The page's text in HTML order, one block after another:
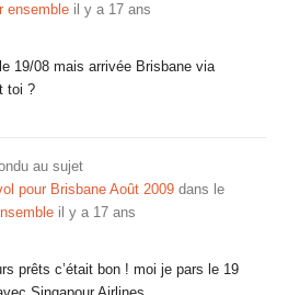
ensemble il y a 17 ans
19/08 mais arrivée Brisbane via
toi ?
au sujet
pour Brisbane Août 2009 dans le
il y a 17 ans
prêts c’était bon ! moi je pars le 19